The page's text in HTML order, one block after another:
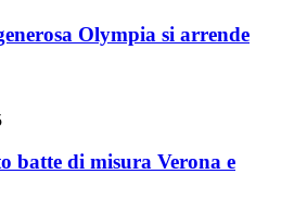
Olympia si arrende
batte di misura Verona e